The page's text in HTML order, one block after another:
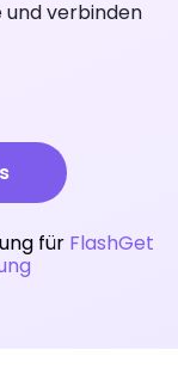
verbinden
für FlashGet